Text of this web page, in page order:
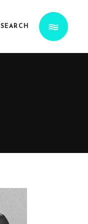
SEARCH